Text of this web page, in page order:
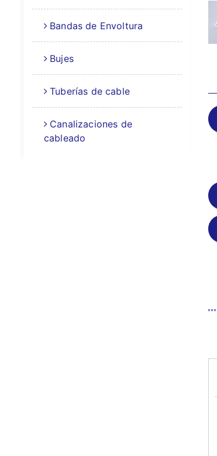
Bandas de Envoltura
Bujes
Tuberías de cable
Canalizaciones de
cableado